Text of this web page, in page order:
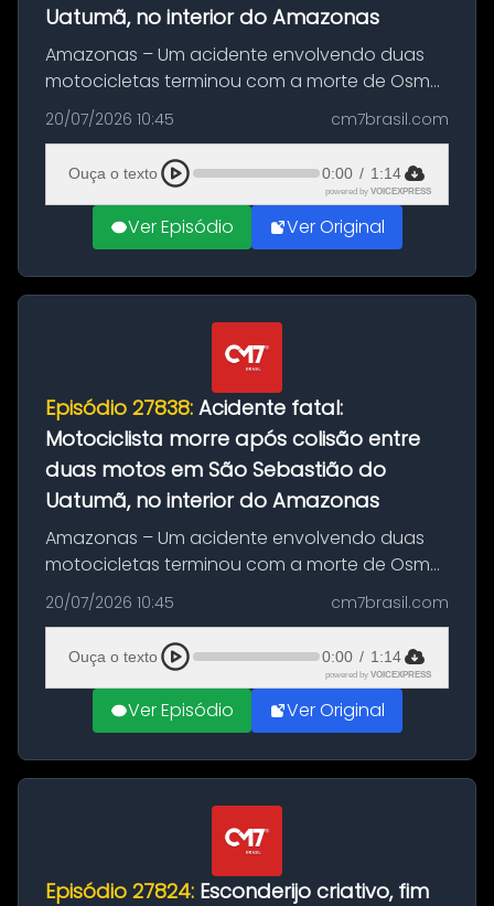
Uatumã, no interior do Amazonas
Amazonas – Um acidente envolvendo duas
motocicletas terminou com a morte de Osmar
Figueiredo de Souza, de 38 anos, no município
de São Sebastião do Uatumã, no interior do
Amazonas. A colisão ocorreu n...
20/07/2026 10:45 cm7brasil.com
Ouça o texto 0:00 / 1:14
powered by VOICEXPRESS
Ver Episódio Ver Original
Episódio 27838: Acidente fatal:
Motociclista morre após colisão entre
duas motos em São Sebastião do
Uatumã, no interior do Amazonas
Amazonas – Um acidente envolvendo duas
motocicletas terminou com a morte de Osmar
Figueiredo de Souza, de 38 anos, no município
de São Sebastião do Uatumã, no interior do
Amazonas. A colisão ocorreu n...
20/07/2026 10:45 cm7brasil.com
Ouça o texto 0:00 / 1:14
powered by VOICEXPRESS
Ver Episódio Ver Original
Episódio 27824: Esconderijo criativo, fim